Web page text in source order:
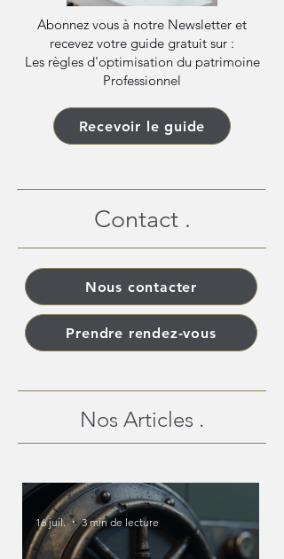
Abonnez vous à notre Newsletter et
recevez votre guide gratuit sur :
Les règles d'optimisation du patrimoine
Professionnel
Recevoir le guide
Contact .
Nous contacter
Prendre rendez-vous
Nos Articles .
16 juil. 3 min de lecture